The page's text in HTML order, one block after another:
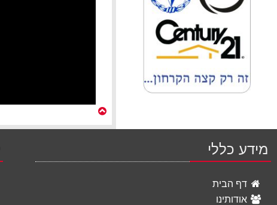
מידע כללי
דף הבית
אודותינו